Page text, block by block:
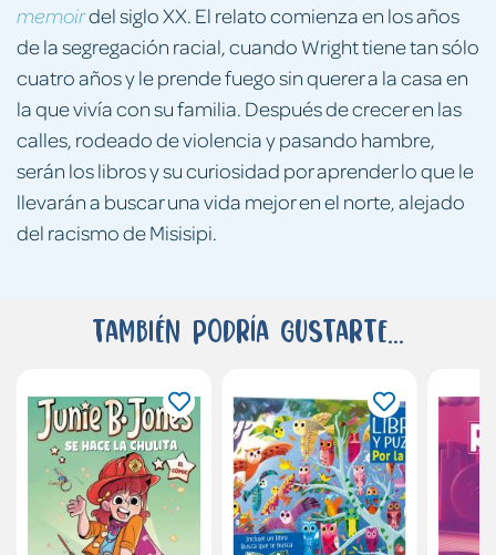
memoirdel siglo XX. El relato comienza en los años
de la segregación racial, cuando Wright tiene tan sólo
cuatro años y le prende fuego sin querer a la casa en
la que vivía con su familia. Después de crecer en las
calles, rodeado de violencia y pasando hambre,
serán los libros y su curiosidad por aprender lo que le
llevarán a buscar una vida mejor en el norte, alejado
del racismo de Misisipi.
También podría gustarte...